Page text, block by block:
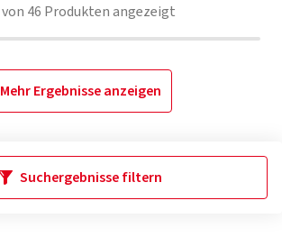
von 46 Produkten angezeigt
Mehr Ergebnisse anzeigen
Suchergebnisse filtern